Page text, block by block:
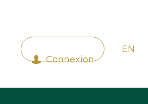
Connexion
EN